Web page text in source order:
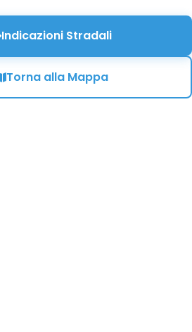
Indicazioni Stradali
Torna alla Mappa